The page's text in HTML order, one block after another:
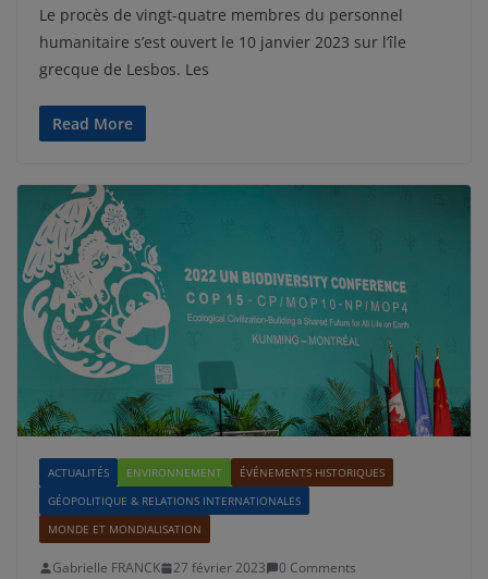
Le procès de vingt-quatre membres du personnel
humanitaire s’est ouvert le 10 janvier 2023 sur l’île
grecque de Lesbos. Les
Read More
ACTUALITÉS ENVIRONNEMENT
ÉVÉNEMENTS HISTORIQUES
GÉOPOLITIQUE & RELATIONS INTERNATIONALES
MONDE ET MONDIALISATION
Gabrielle FRANCK 27 février 2023 0 Comments